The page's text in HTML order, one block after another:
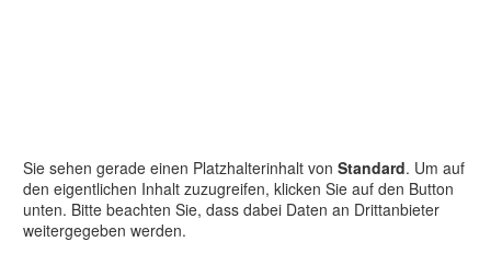
Sie sehen gerade einen Platzhalterinhalt von Standard. Um auf
den eigentlichen Inhalt zuzugreifen, klicken Sie auf den Button
unten. Bitte beachten Sie, dass dabei Daten an Drittanbieter
weitergegeben werden.